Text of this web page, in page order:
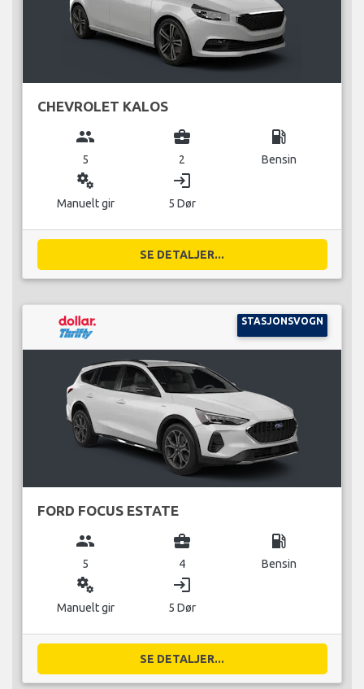
CHEVROLET KALOS
group
5
business_center
2
local_gas_station
Bensin
miscellaneous_services
Manuelt gir
login
5 Dør
SE DETALJER...
STASJONSVOGN
FORD FOCUS ESTATE
group
5
business_center
4
local_gas_station
Bensin
miscellaneous_services
Manuelt gir
login
5 Dør
SE DETALJER...